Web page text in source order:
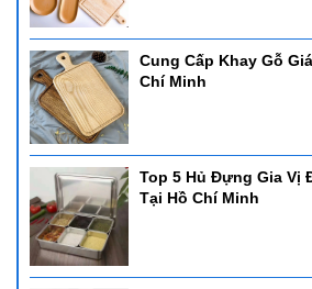
Cung Cấp Khay Gỗ
Chí Minh
Top 5 Hủ Đựng Gia Vị
Tại Hồ Chí Minh